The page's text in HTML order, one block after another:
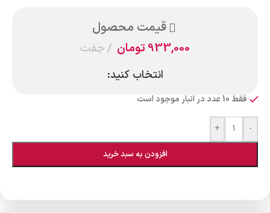
قیمت محصول
933,000تومان جفت
انتخاب کنید:
فقط 10 عدد در انبار موجود است
-
+
افزودن به سبد خرید